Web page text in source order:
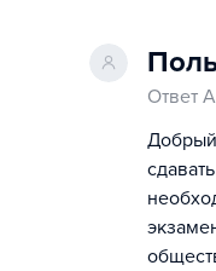
Ответ
Добрый